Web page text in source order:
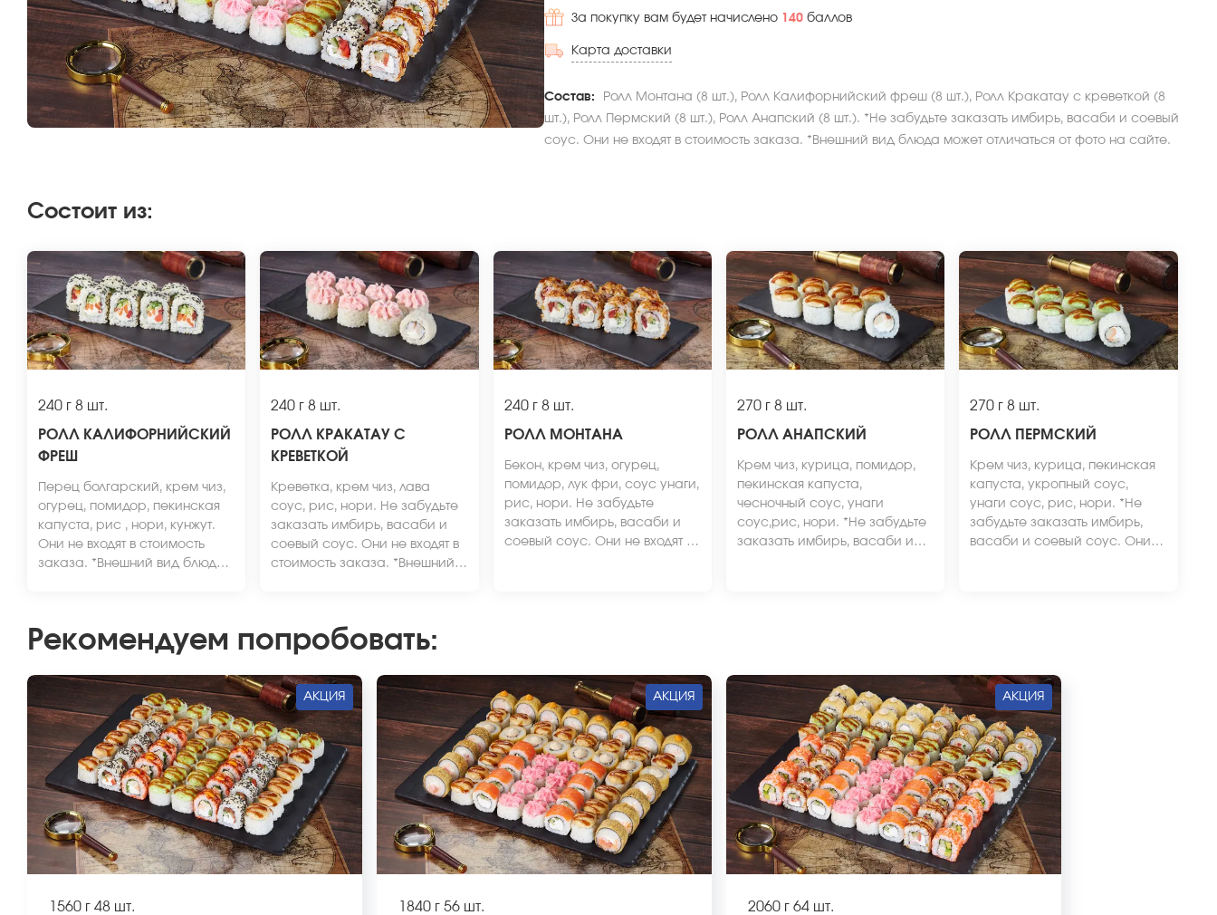
За покупку вам будет начислено 140 баллов
Карта доставки
Состав:
Ролл Монтана (8 шт.), Ролл Калифорнийский фреш (8 шт.), Ролл Кракатау с креветкой (8
шт.), Ролл Пермский (8 шт.), Ролл Анапский (8 шт.). *Не забудьте заказать имбирь, васаби и соевый
соус. Они не входят в стоимость заказа. *Внешний вид блюда может отличаться от фото на сайте.
Состоит из:
240 г 8 шт.
РОЛЛ КАЛИФОРНИЙСКИЙ
ФРЕШ
Перец болгарский, крем чиз,
огурец, помидор, пекинская
капуста, рис , нори, кунжут.
Они не входят в стоимость
заказа. *Внешний вид блюда
240 г 8 шт.
РОЛЛ КРАКАТАУ С
КРЕВЕТКОЙ
Креветка, крем чиз, лава
соус, рис, нори. Не забудьте
заказать имбирь, васаби и
соевый соус. Они не входят в
стоимость заказа. *Внешний
240 г8 шт.
РОЛЛ МОНТАНА
Бекон, крем чиз, огурец,
помидор, лук фри, соус унаги,
рис, нори. Не забудьте
заказать имбирь, васаби и
соевый соус. Они не входят в
270 г8 шт.
РОЛЛ АНАПСКИЙ
Крем чиз, курица, помидор,
пекинская капуста,
чесночный соус, унаги
соус,рис, нори. *Не забудьте
заказать имбирь, васаби и
270 г 8 шт.
РОЛЛ ПЕРМСКИЙ
Крем чиз, курица, пекинская
капуста, укропный соус,
унаги соус, рис, нори. *Не
забудьте заказать имбирь,
васаби и соевый соус. Они
Рекомендуем попробовать:
АКЦИЯ
1560 г 48 шт.
АКЦИЯ
1840 г 56 шт.
АКЦИЯ
2060 г 64 шт.